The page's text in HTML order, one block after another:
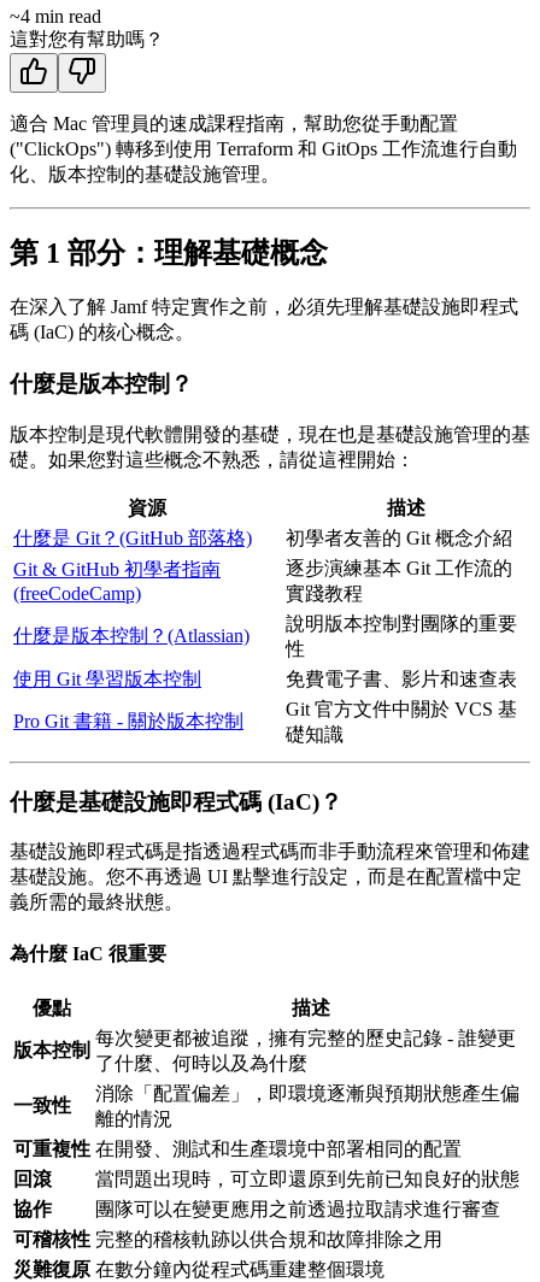
~4 min read
這對您有幫助嗎？
適合 Mac 管理員的速成課程指南，幫助您從手動配置
("ClickOps") 轉移到使用 Terraform 和 GitOps 工作流進行自動
化、版本控制的基礎設施管理。
第 1 部分：理解基礎概念
在深入了解 Jamf 特定實作之前，必須先理解基礎設施即程式
碼 (IaC) 的核心概念。
什麼是版本控制？
版本控制是現代軟體開發的基礎，現在也是基礎設施管理的基
礎。如果您對這些概念不熟悉，請從這裡開始：
資源
描述
什麼是 Git？(GitHub 部落格)
初學者友善的 Git 概念介紹
Git & GitHub 初學者指南
(freeCodeCamp)
逐步演練基本 Git 工作流的
實踐教程
什麼是版本控制？(Atlassian)
說明版本控制對團隊的重要
性
使用 Git 學習版本控制
免費電子書、影片和速查表
Pro Git 書籍 - 關於版本控制
Git 官方文件中關於 VCS 基
礎知識
什麼是基礎設施即程式碼 (IaC)？
基礎設施即程式碼是指透過程式碼而非手動流程來管理和佈建
基礎設施。您不再透過 UI 點擊進行設定，而是在配置檔中定
義所需的最終狀態。
為什麼 IaC 很重要
優點 描述
版本控制
每次變更都被追蹤，擁有完整的歷史記錄 - 誰變更
了什麼、何時以及為什麼
一致性
消除「配置偏差」，即環境逐漸與預期狀態產生偏
離的情況
可重複性 在開發、測試和生產環境中部署相同的配置
回滾
當問題出現時，可立即還原到先前已知良好的狀態
協作
團隊可以在變更應用之前透過拉取請求進行審查
可稽核性 完整的稽核軌跡以供合規和故障排除之用
災難復原 在數分鐘內從程式碼重建整個環境